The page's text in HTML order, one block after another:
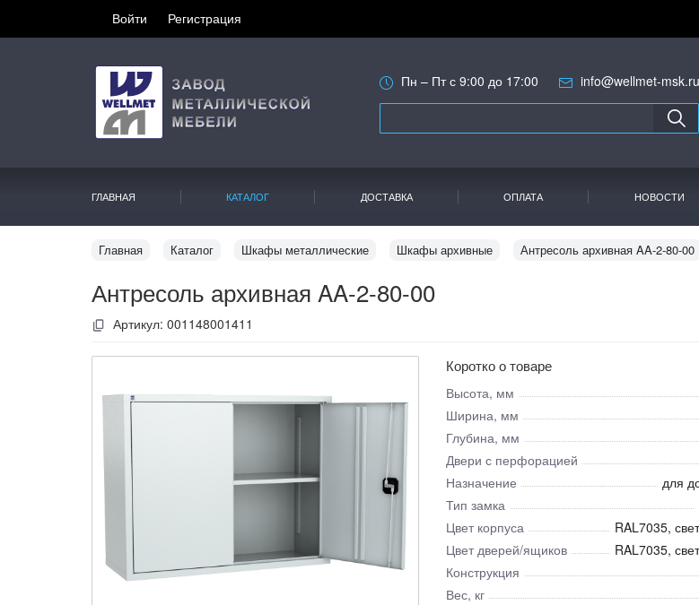
Войти Регистрация
Пн – Пт с 9:00 до 17:00 info@wellmet-msk.ru
ГЛАВНАЯ КАТАЛОГ ДОСТАВКА ОПЛАТА НОВОСТИ
Главная Каталог Шкафы металлические Шкафы архивные Антресоль архивная AA-2-80-00
Антресоль архивная AA-2-80-00
Артикул: 001148001411
Коротко о товаре
Высота, мм
Ширина, мм
Глубина, мм
Двери с перфорацией
Назначение
для
Тип замка
Цвет корпуса
RAL7035,
Цвет дверей/ящиков
RAL7035,
Конструкция
Вес, кг